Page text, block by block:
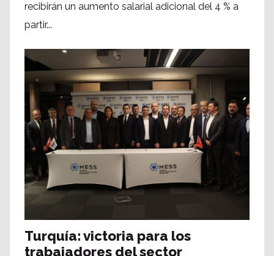
recibirán un aumento salarial adicional del 4 % a
partir...
Turquía: victoria para los
trabajadores del sector